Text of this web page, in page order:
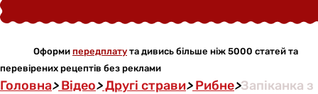
Оформи передплату та дивись більше ніж 5000 статей та
перевірених рецептів без реклами
Головна>Відео>Другі страви>Рибне>Запіканка з